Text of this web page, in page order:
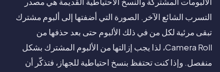
التسرب الشائع الآخر. الصورة التي أضفتها إلى ألبوم مشترك
تبقى مرئية لكل من في ذلك الألبوم حتى بعد حذفها من
Camera Roll، لذا يجب إزالتها من الألبوم المشترك بشكل
منفصل. وإذا كنت تحتفظ بنسخ احتياطية للجهاز، فتذكّر أن